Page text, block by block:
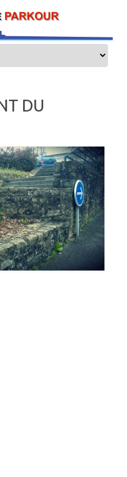
to content
DU